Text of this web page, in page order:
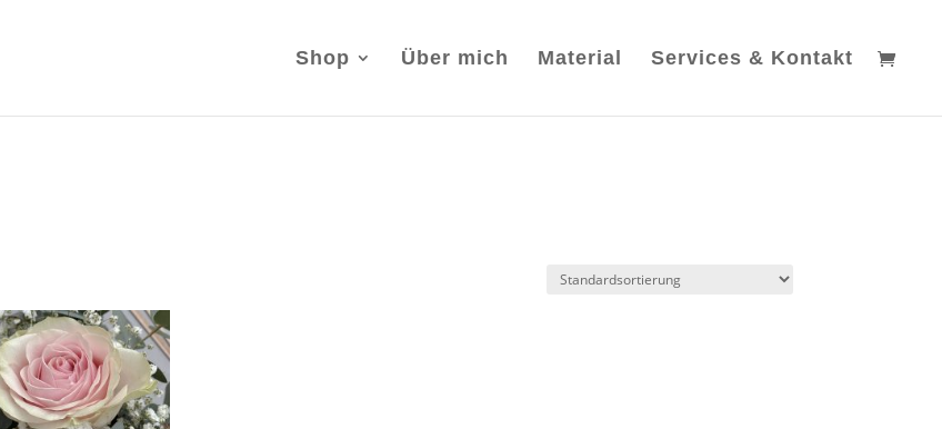
Shop Über mich Material Services & Kontakt